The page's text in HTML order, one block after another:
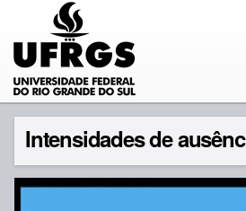
Intensidades de